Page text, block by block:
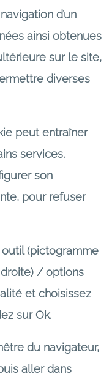
d’un
ainsi obtenues
sur le site,
diverses
peut entraîner
services.
son
pour refuser
(pictogramme
/ options
et choisissez
sur Ok.
du navigateur,
aller dans